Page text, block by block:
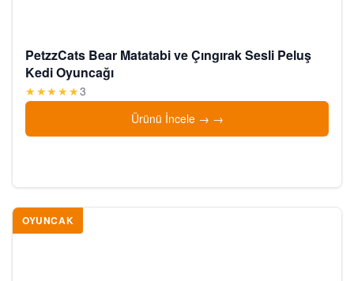
PetzzCats Bear Matatabi ve Çıngırak Sesli Peluş
Kedi Oyuncağı
★★★★★3
Ürünü İncele →
OYUNCAK